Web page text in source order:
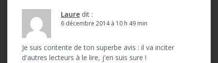
Laure dit :
6 décembre 2014 à 10 h 49 min
Je suis contente de ton superbe avis : il va inciter
d'autres lecteurs à le lire, j'en suis sure !